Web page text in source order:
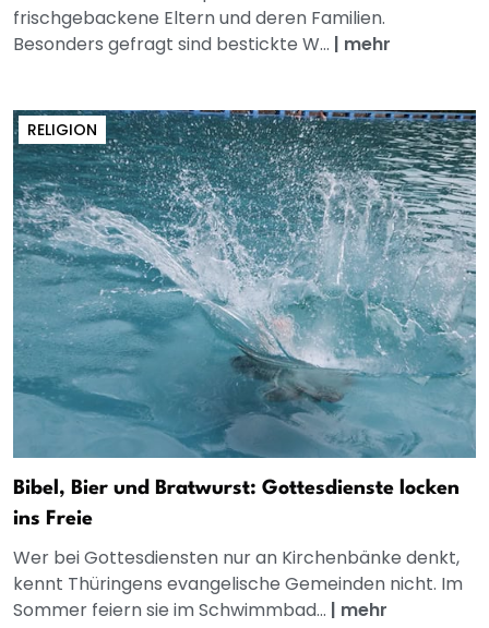
frischgebackene Eltern und deren Familien.
Besonders gefragt sind bestickte W... | mehr
RELIGION
Bibel, Bier und Bratwurst: Gottesdienste locken
ins Freie
Wer bei Gottesdiensten nur an Kirchenbänke denkt,
kennt Thüringens evangelische Gemeinden nicht. Im
Sommer feiern sie im Schwimmbad... | mehr